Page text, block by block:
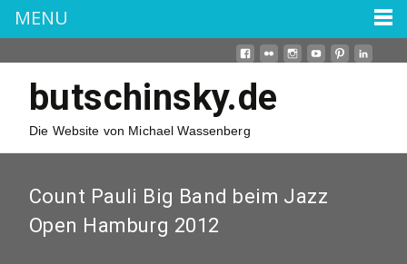
butschinsky.de
Die Website von Michael Wassenberg
Count Pauli Big Band beim Jazz
Open Hamburg 2012
MENU